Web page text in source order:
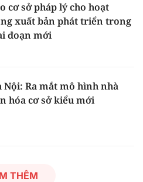
cơ sở pháp lý cho hoạt
xuất bản phát triển trong
đoạn mới
Nội: Ra mắt mô hình nhà
hóa cơ sở kiểu mới
THÊM